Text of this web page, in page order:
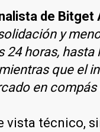
de Bitget
y
24 horas,
que el
en
vista técnico,